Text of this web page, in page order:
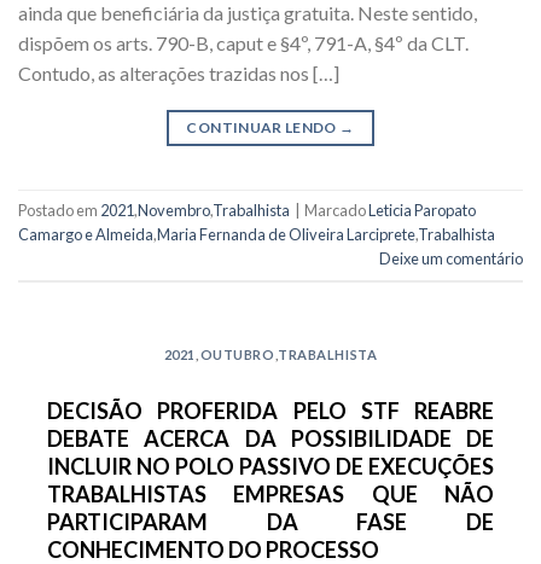
ainda que beneficiária da justiça gratuita. Neste sentido,
dispõem os arts. 790-B, caput e §4º, 791-A, §4º da CLT.
Contudo, as alterações trazidas nos […]
CONTINUAR LENDO →
Postado em 2021,Novembro,Trabalhista MarcadoLeticia Paropato
Camargo e Almeida,Maria Fernanda de Oliveira Larciprete,Trabalhista
Deixe um comentário
2021 OUTUBRO TRABALHISTA
DECISÃO PROFERIDA PELO STF REABRE
DEBATE ACERCA DA POSSIBILIDADE DE
INCLUIR NO POLO PASSIVO DE EXECUÇÕES
TRABALHISTAS EMPRESAS QUE NÃO
PARTICIPARAM DA FASE DE
CONHECIMENTO DO PROCESSO